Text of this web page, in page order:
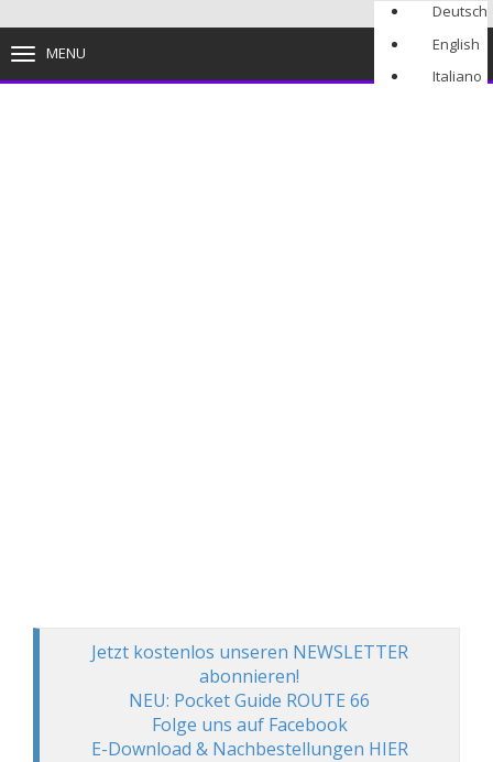
Deutsch
English
Italiano
MENU
Jetzt kostenlos unseren NEWSLETTER
abonnieren!
NEU: Pocket Guide ROUTE 66
Folge uns auf Facebook
E-Download & Nachbestellungen HIER